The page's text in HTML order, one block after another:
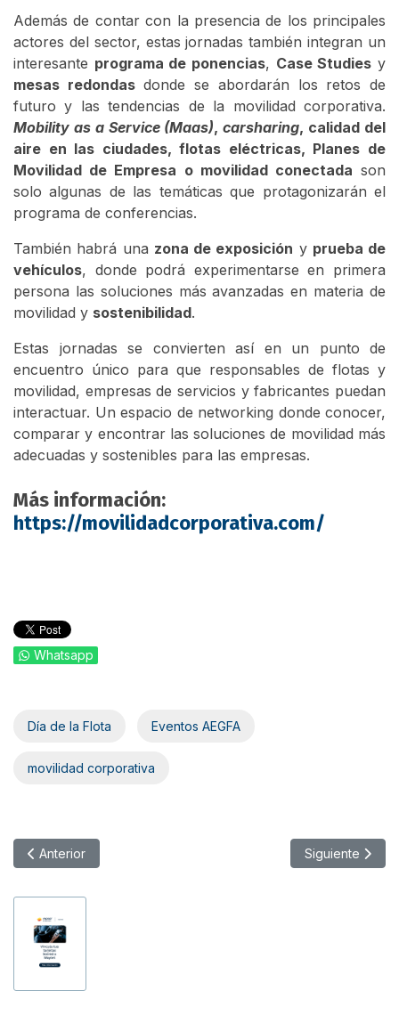
Además de contar con la presencia de los principales
actores del sector, estas jornadas también integran un
interesante programa de ponencias, Case Studies y
mesas redondasdonde se abordarán los retos de
futuro y las tendencias de la movilidad corporativa.
Mobility as a Service (Maas),carsharing, calidad del
aire en las ciudades, flotas eléctricas, Planes de
Movilidad de Empresa o movilidad conectada son
solo algunas de las temáticas que protagonizarán el
programa de conferencias.
También habrá una zona de exposición y prueba de
vehículos, donde podrá experimentarse en primera
persona las soluciones más avanzadas en materia de
movilidad y sostenibilidad.
Estas jornadas se convierten así en un punto de
encuentro único para que responsables de flotas y
movilidad, empresas de servicios y fabricantes puedan
interactuar. Un espacio de networking donde conocer,
comparar y encontrar las soluciones de movilidad más
adecuadas y sostenibles para las empresas.
Más información:
https://movilidadcorporativa.com/
Whatsapp
Día de la Flota Eventos AEGFA
movilidad corporativa
Artículo anterior: Éxito de las Primeras Jornadas de Movilidad
Anterior Artículo
Siguiente